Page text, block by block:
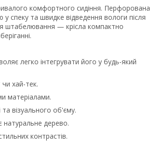
комфортного сидіння. Перфорована
у спеку та швидке відведення вологи після
штабелювання — крісла компактно
легко інтегрувати його у будь-який
хай-тек.
матеріалами.
візуального об'єму.
натуральне дерево.
контрастів.